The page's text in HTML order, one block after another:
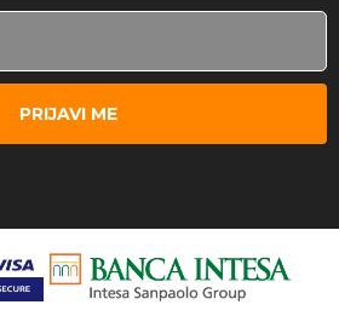
PRIJAVI ME